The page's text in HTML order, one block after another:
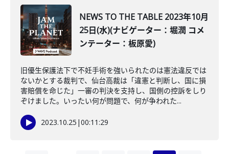
NEWS TO THE TABLE 2023年10月
25日(水)(ナビゲーター：堀潤 コメ
ンテーター：板原愛)
旧優生保護法下で不妊手術を強いられたのは憲法違反では
ないかとする裁判で、仙台高裁は「違憲と判断し、国に損
害賠償を命じた」一審の判決を支持し、国側の控訴をしり
ぞけました。いったい何が問題で、何が争われた...
2023.10.25 |00:11:29